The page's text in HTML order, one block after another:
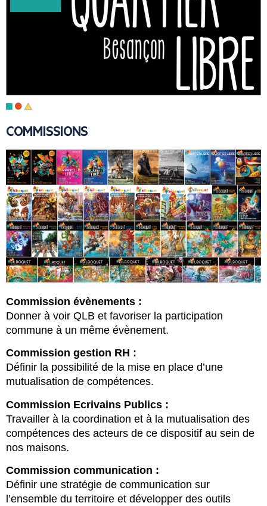
COMMISSIONS
Commission évènements :
Donner à voir QLB et favoriser la participation
commune à un même évènement.
Commission gestion RH :
Définir la possibilité de la mise en place d’une
mutualisation de compétences.
Commission Ecrivains Publics :
Travailler à la coordination et à la mutualisation des
compétences des acteurs de ce dispositif au sein de
nos maisons.
Commission communication :
Définir une stratégie de communication sur
l’ensemble du territoire et développer des outils